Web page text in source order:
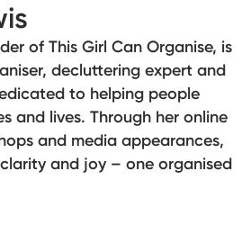
of This Girl Can Organise, is
decluttering expert and
to helping people
and lives. Through her online
and media appearances,
and joy – one organised